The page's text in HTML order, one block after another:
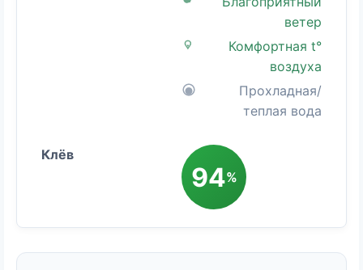
ветер
Комфортная t°
воздуха
Прохладная/
теплая вода
94%